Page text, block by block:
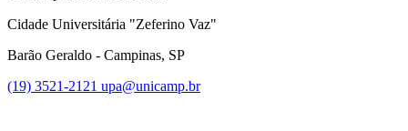
Cidade Universitária "Zeferino Vaz"
Barão Geraldo - Campinas, SP
(19) 3521-2121 upa@unicamp.br